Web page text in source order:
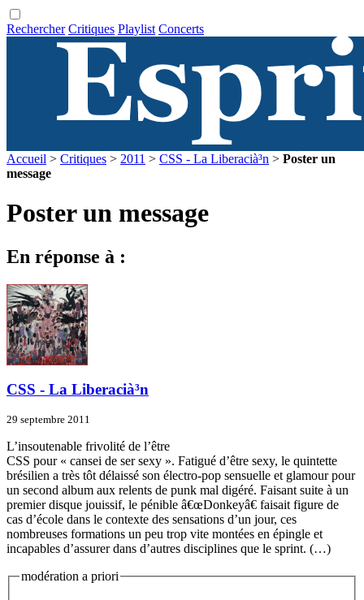
Rechercher Critiques Playlist Concerts
Accueil > Critiques > 2011 > CSS - La Liberacià³n > Poster un
message
Poster un message
En réponse à :
CSS - La Liberacià³n
29 septembre 2011
L’insoutenable frivolité de l’être
CSS pour « cansei de ser sexy ». Fatigué d’être sexy, le quintette
brésilien a très tôt délaissé son électro-pop sensuelle et glamour pour
un second album aux relents de punk mal digéré. Faisant suite à un
premier disque jouissif, le pénible â€œDonkeyâ€ faisait figure de
cas d’école dans le contexte des sensations d’un jour, ces
nombreuses formations un peu trop vite montées en épingle et
incapables d’assurer dans d’autres disciplines que le sprint. (…)
modération a priori